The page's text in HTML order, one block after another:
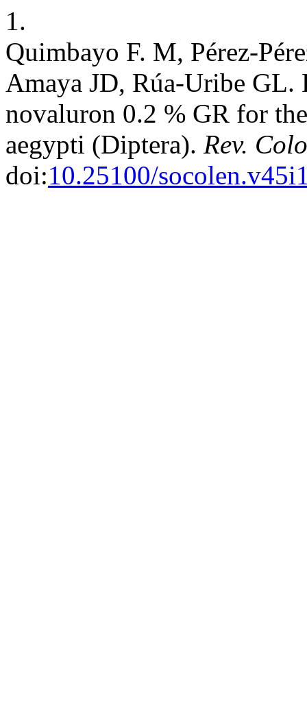
1.
Quimbayo F. M, Pérez-
Amaya JD, Rúa-Uribe
novaluron 0.2 % GR for
aegypti (Diptera). Rev.
doi:10.25100/